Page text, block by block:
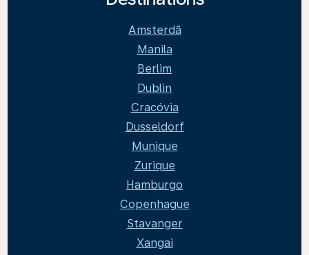
Amsterdã
Manila
Berlim
Dublin
Cracóvia
Dusseldorf
Munique
Zurique
Hamburgo
Copenhague
Stavanger
Xangai